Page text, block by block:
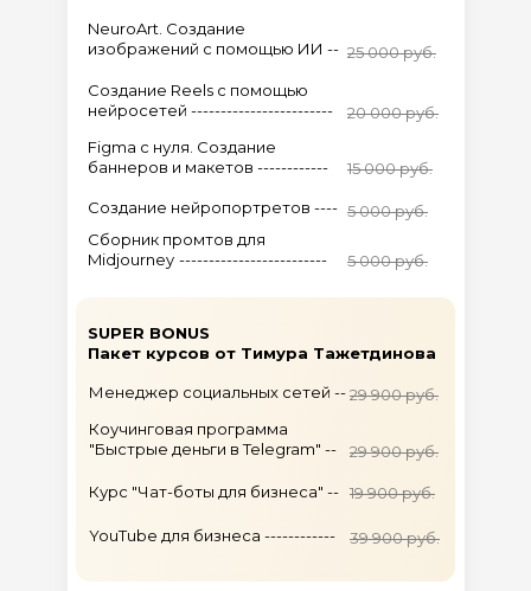
25 000 руб.
20 000 руб.
15 000 руб.
29 900 руб.
29 900 руб.
19 900 руб.
39 900 руб.
NeuroArt. Создание
изображений с помощью ИИ --
Создание Reels с помощью
нейросетей ------------------------
Figma c нуля. Создание
баннеров и макетов ------------
SUPER BONUS
Пакет курсов от Тимура Тажетдинова
Менеджер социальных сетей --
Коучинговая программа
"Быстрые деньги в Telegram" --
Курс "Чат-боты для бизнеса" --
YouTube для бизнеса ------------
5 000 руб.
5 000 руб.
Создание нейропортретов ----
Сборник промтов для
Midjourney -------------------------